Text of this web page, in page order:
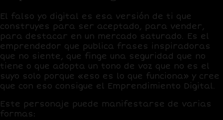
El falso yo digital es esa versión de ti que
construyes para ser aceptado, para vender,
para destacar en un mercado saturado. Es el
emprendedor que publica frases inspiradoras
que no siente, que finge una seguridad que no
tiene o que adopta un tono de voz que no es el
suyo solo porque «eso es lo que funciona» y cree
que con eso consigue el Emprendimiento Digital.
Este personaje puede manifestarse de varias
formas: